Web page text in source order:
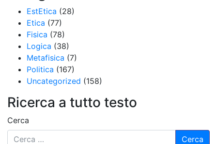
EstEtica (28)
Etica (77)
Fisica (78)
Logica (38)
Metafisica (7)
Politica (167)
Uncategorized (158)
Ricerca a tutto testo
Cerca